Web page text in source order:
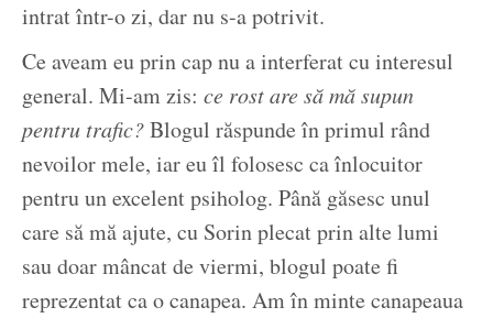
intrat într-o zi, dar nu s-a potrivit.
Ce aveam eu prin cap nu a interferat cu interesul
general. Mi-am zis: ce rost are să mă supun
pentru trafic?Blogul răspunde în primul rând
nevoilor mele, iar eu îl folosesc ca înlocuitor
pentru un excelent psiholog. Până găsesc unul
care să mă ajute, cu Sorin plecat prin alte lumi
sau doar mâncat de viermi, blogul poate fi
reprezentat ca o canapea. Am în minte canapeaua